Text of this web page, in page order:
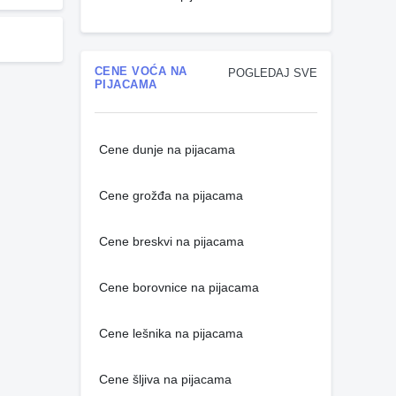
POGLEDAJ SVE
CENE VOĆA NA
PIJACAMA
Cene dunje na pijacama
Cene grožđa na pijacama
Cene breskvi na pijacama
Cene borovnice na pijacama
Cene lešnika na pijacama
Cene šljiva na pijacama